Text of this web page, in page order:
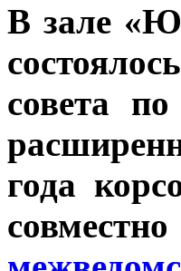
В зале
совета
года